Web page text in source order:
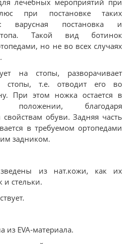
лечебных мероприятий при
при постановке таких
варусная постановка и
Такой вид ботинок
но не во всех случаях
на стопы, разворачивает
стопы, т.е. отводит его во
При этом ножка остается в
положении, благодаря
обуви. Задняя часть
в требуемом ортопедами
задником.
из нат.кожи, как их
и стельки.
из EVA-материала.